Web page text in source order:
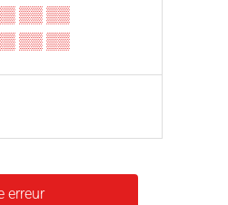
▒▒ ▒▒
▒▒ ▒▒
erreur